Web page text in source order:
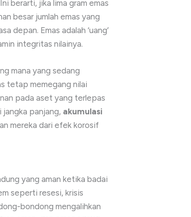
berarti, jika lima gram emas
besar jumlah emas yang
depan. Emas adalah ‘uang’
integritas nilainya.
mana yang sedang
tetap memegang nilai
pada aset yang terlepas
panjang, akumulasi
mereka dari efek korosif
yang aman ketika badai
seperti resesi, krisis
bondong mengalihkan